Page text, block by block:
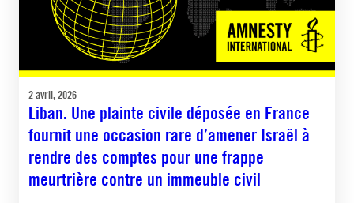
2 avril, 2026
Liban. Une plainte civile déposée en France
fournit une occasion rare d’amener Israël à
rendre des comptes pour une frappe
meurtrière contre un immeuble civil